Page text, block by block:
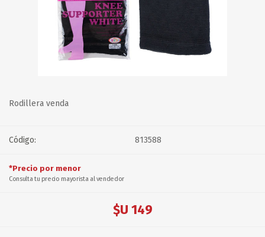
Rodillera venda
Código: 813588
*Precio por menor
Consulta tu precio mayorista al vendedor
$U 149